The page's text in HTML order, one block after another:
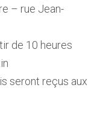
– rue Jean-
de 10 heures
seront reçus aux